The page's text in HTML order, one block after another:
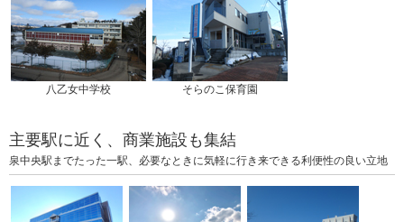
八乙女中学校 そらのこ保育園
主要駅に近く、商業施設も集結
泉中央駅までたった一駅、必要なときに気軽に行き来できる利便性の良い立地